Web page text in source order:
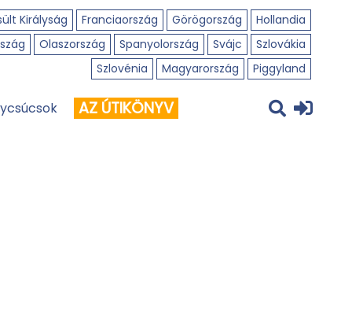
Királyság Franciaország Görögország
Hollandia
Olaszország Spanyolország Svájc
Szlovákia
Szlovénia
Magyarország Piggyland
AZ ÚTIKÖNYV